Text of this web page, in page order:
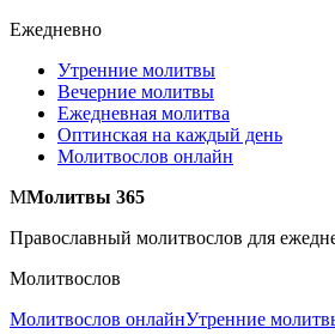
Ежедневно
Утренние молитвы
Вечерние молитвы
Ежедневная молитва
Оптинская на каждый день
Молитвослов онлайн
ММолитвы 365
Православный молитвослов для
Молитвослов
Молитвослов онлайнУтренние